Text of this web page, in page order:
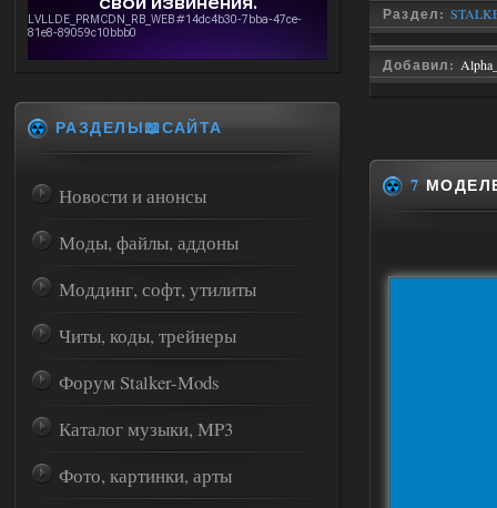
Раздел:
Добавил:
7
РАЗДЕЛЫ📖САЙТА
Новости и анонсы
Моды, файлы, аддоны
Моддинг, софт, утилиты
Читы, коды, трейнеры
Форум Stalker-Mods
Каталог музыки, MP3
Фото, картинки, арты